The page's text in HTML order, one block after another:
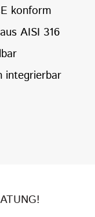
konform
AISI 316
integrierbar